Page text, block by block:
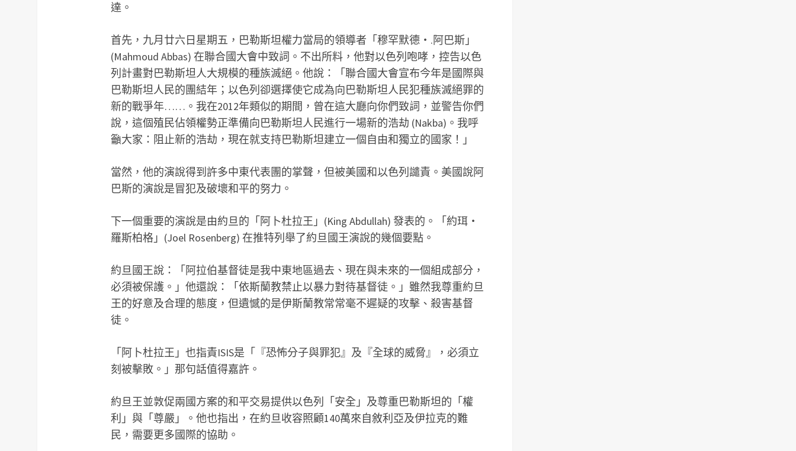
達。
首先，九月廿六日星期五，巴勒斯坦權力當局的領導者「穆罕默德‧.阿巴斯」
(Mahmoud Abbas) 在聯合國大會中致詞。不出所料，他對以色列咆哮，控告以色
列計畫對巴勒斯坦人大規模的種族滅絕。他說：「聯合國大會宣布今年是國際與
巴勒斯坦人民的團結年；以色列卻選擇使它成為向巴勒斯坦人民犯種族滅絕罪的
新的戰爭年……。我在2012年類似的期間，曾在這大廳向你們致詞，並警告你們
說，這個殖民佔領權勢正準備向巴勒斯坦人民進行一場新的浩劫 (Nakba)。我呼
籲大家：阻止新的浩劫，現在就支持巴勒斯坦建立一個自由和獨立的國家！」
當然，他的演說得到許多中東代表團的掌聲，但被美國和以色列譴責。美國說阿
巴斯的演說是冒犯及破壞和平的努力。
下一個重要的演說是由約旦的「阿卜杜拉王」(King Abdullah) 發表的。「約珥‧
羅斯柏格」(Joel Rosenberg) 在推特列舉了約旦國王演說的幾個要點。
約旦國王說：「阿拉伯基督徒是我中東地區過去、現在與未來的一個組成部分，
必須被保護。」他還說：「依斯蘭教禁止以暴力對待基督徒。」雖然我尊重約旦
王的好意及合理的態度，但遺憾的是伊斯蘭教常常毫不遲疑的攻擊、殺害基督
徒。
「阿卜杜拉王」也指責ISIS是「『恐怖分子與罪犯』及『全球的威脅』，必須立
刻被擊敗。」那句話值得嘉許。
約旦王並敦促兩國方案的和平交易提供以色列「安全」及尊重巴勒斯坦的「權
利」與「尊嚴」。他也指出，在約旦收容照顧140萬來自敘利亞及伊拉克的難
民，需要更多國際的協助。